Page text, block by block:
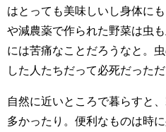
はとっても美味しいし身体に
や減農薬で作られた野菜は虫
には苦痛なことだろうなと。
した人たちだって必死だっただ
自然に近いところで暮らすと
多かったり。便利なものは時